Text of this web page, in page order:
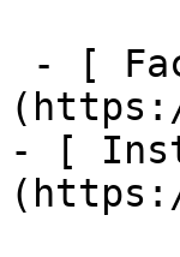
(https://
- [